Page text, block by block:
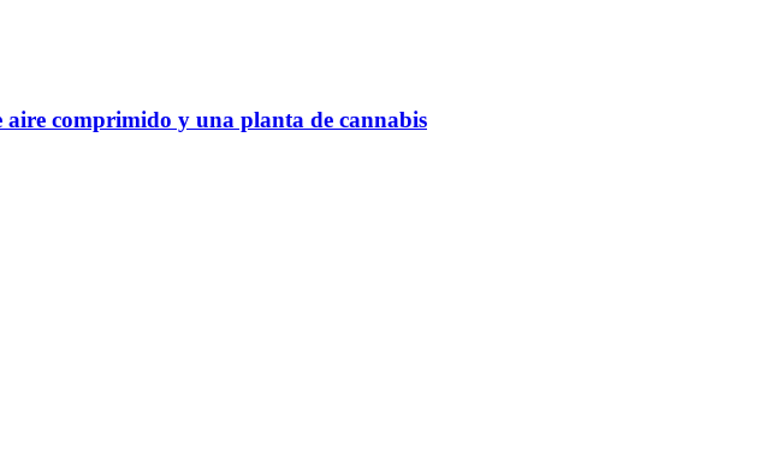
comprimido y una planta de cannabis